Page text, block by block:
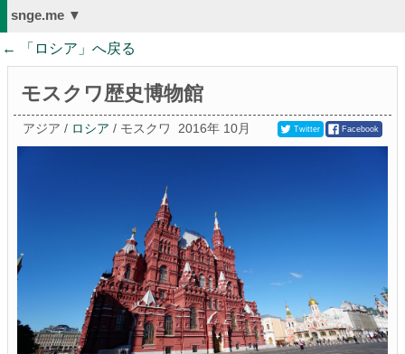
snge.me ▼
← 「 ロシア 」へ戻る
モスクワ歴史博物館
アジア / ロシア / モスクワ 2016年 10月 Twitter Facebook